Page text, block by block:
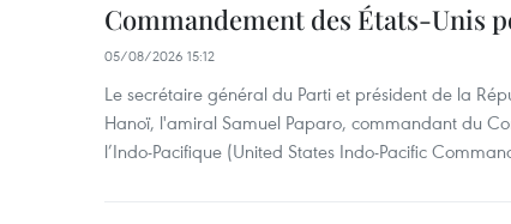
Commandement des États-Unis
05/08/2026 15:12
Le secrétaire général du Parti et président de la
Hanoï, l'amiral Samuel Paparo, commandant du
l’Indo-Pacifique (United States Indo-Pacific